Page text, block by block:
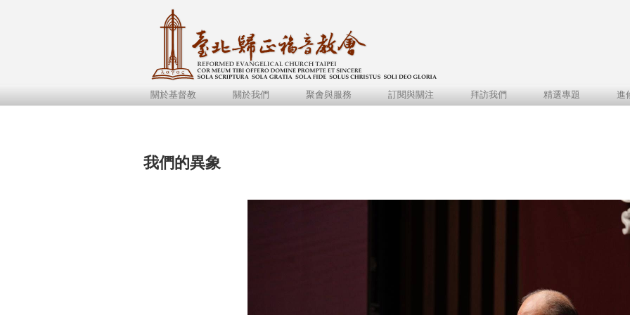
關於基督教 關於我們 聚會與服務 訂閱與關注 拜訪我們 精選專題 進
我們的異象